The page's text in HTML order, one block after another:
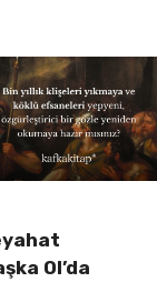
Ol’da